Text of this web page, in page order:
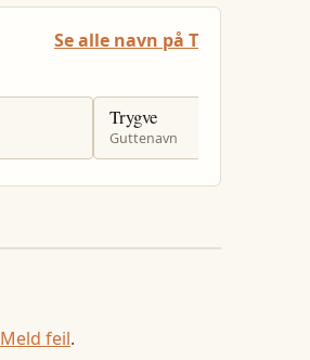
Se alle navn på T
Trygve
Guttenavn
Meld feil.